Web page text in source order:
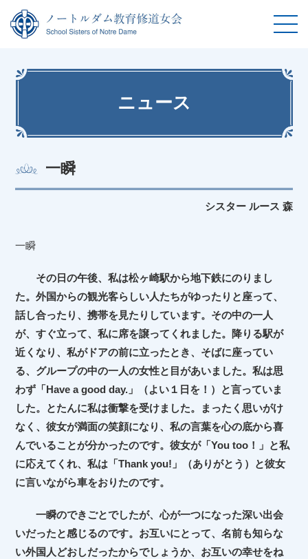
ニュース
一瞬
シスター ルース 森
一瞬
その日の午後、私は松ヶ崎駅から地下鉄にのりまし
た。外国からの観光客らしい人たちがゆったりと座って、
話し合ったり、携帯を見たりしています。その中の一人
が、すぐ立って、私に席を譲ってくれました。降りる駅が
近くなり、私がドアの前に立ったとき、そばに座ってい
る、グループの中の一人の女性と目があいました。私は思
わず「Have a good day.」（よい１日を！）と言っていま
した。とたんに私は衝撃を受けました。まったく思いがけ
なく、彼女が満面の笑顔になり、私の言葉を心の底から喜
んでいることが分かったのです。彼女が「You too！」と私
に応えてくれ、私は「Thank you!」（ありがとう）と彼女
に言いながら車をおりたのです。
一瞬のできごとでしたが、心が一つになった深い出会
いだったと感じるのです。お互いにとって、名前も知らな
い外国人どおしだったからでしょうか、お互いの幸せをね